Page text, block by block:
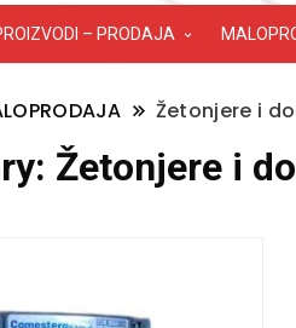
– PRODAJA
Žetonjere i
Žetonjere i